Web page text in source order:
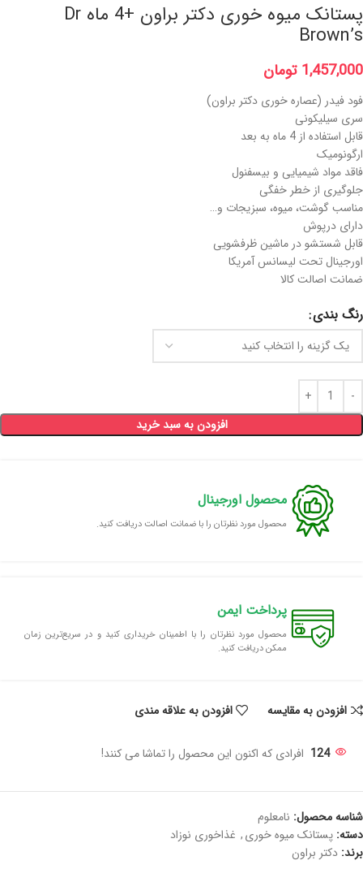
پستانک میوه خوری دکتر براون +4 ماه Dr
Brown’s
1,457,000 تومان
فود فیدر (عصاره خوری دکتر براون)
سری سیلیکونی
قابل استفاده از 4 ماه به بعد
ارگونومیک
فاقد مواد شیمیایی و بیسفنول
جلوگیری از خطر خفگی
مناسب گوشت، میوه، سبزیجات و…
دارای درپوش
قابل شستشو در ماشین ظرفشویی
اورجینال تحت لیسانس آمریکا
ضمانت اصالت کالا
رنگ بندی
افزودن به سبد خرید
محصول اورجینال
محصول مورد نظرتان را با ضمانت اصالت دریافت کنید.
پرداخت ایمن
محصول مورد نظرتان را با اطمینان خریداری کنید و در سریع‌ترین زمان
ممکن دریافت کنید.
افزودن به مقایسه افزودن به علاقه مندی
124 افرادی که اکنون این محصول را تماشا می کنند!
شناسه محصول: نامعلوم
دسته: پستانک میوه خوری, غذاخوری نوزاد
برند: دکتر براون